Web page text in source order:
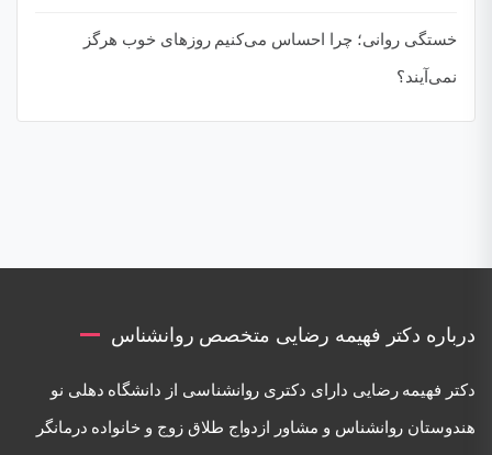
خستگی روانی؛ چرا احساس می‌کنیم روزهای خوب هرگز
نمی‌آیند؟
درباره دکتر فهیمه رضایی متخصص روانشناس
دكتر فهيمه رضايی دارای دكتری روانشناسی از دانشگاه دهلی نو
هندوستان روانشناس و مشاور ازدواج طلاق زوج و خانواده درمانگر